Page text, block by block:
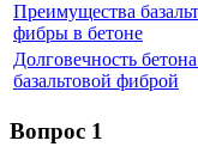
Преимущества
фибры в бетоне
Долговечность
базальтовой фиброй
Вопрос 1